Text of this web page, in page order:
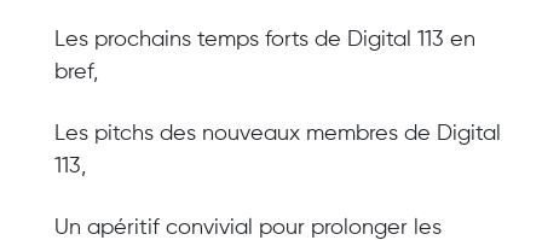
Les prochains temps forts de Digital 113 en
bref,
Les pitchs des nouveaux membres de Digital
113,
Un apéritif convivial pour prolonger les